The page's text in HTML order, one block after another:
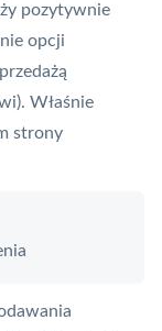
pozytywnie
opcji
Właśnie
strony